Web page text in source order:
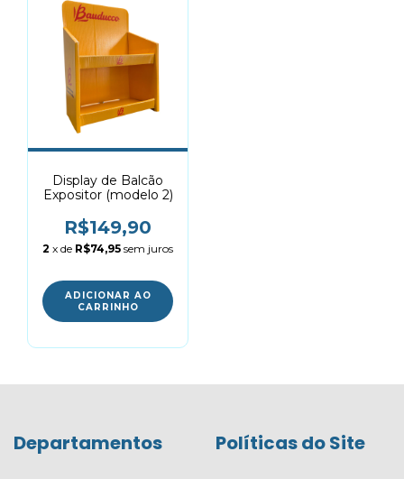
Display de Balcão
Expositor (modelo 2)
R$149,90
2 x de R$74,95 sem juros
ADICIONAR AO
CARRINHO
Departamentos Políticas do Site